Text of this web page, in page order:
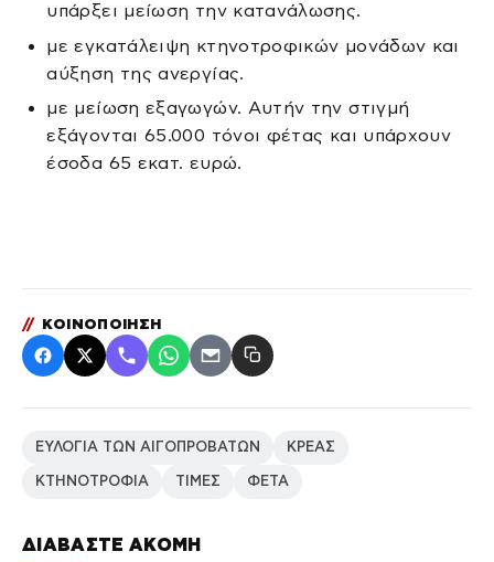
ΔΙΑΒΑΣΤΕ ΑΚΟΜΗ
υπάρξει μείωση την κατανάλωσης.
με εγκατάλειψη κτηνοτροφικών μονάδων και
αύξηση της ανεργίας.
με μείωση εξαγωγών. Αυτήν την στιγμή
εξάγονται 65.000 τόνοι φέτας και υπάρχουν
έσοδα 65 εκατ. ευρώ.
// ΚΟΙΝΟΠΟΙΗΣΗ
ΕΥΛΟΓΙΑ ΤΩΝ ΑΙΓΟΠΡΟΒΑΤΩΝ ΚΡΕΑΣ
ΚΤΗΝΟΤΡΟΦΙΑ ΤΙΜΕΣ ΦΕΤΑ